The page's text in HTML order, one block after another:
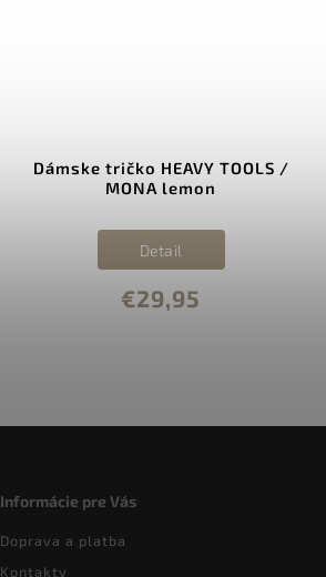
Dámske tričko HEAVY TOOLS /
MONA lemon
€29,95
Detail
Informácie pre Vás
Doprava a platba
Kontakty